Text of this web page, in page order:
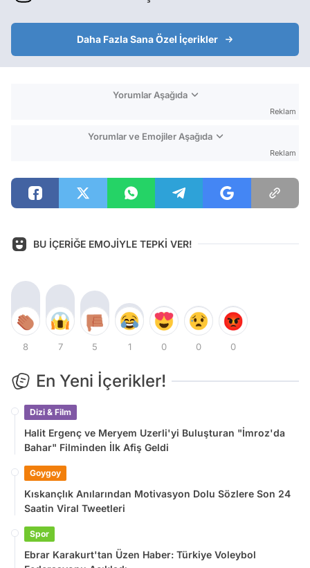
Daha Fazla Sana Özel İçerikler
Yorumlar Aşağıda
Reklam
Yorumlar ve Emojiler Aşağıda
Reklam
BU İÇERİĞE EMOJİYLE TEPKİ VER!
8 7 5 1 0 0 0
En Yeni İçerikler!
Dizi & Film
Halit Ergenç ve Meryem Uzerli'yi Buluşturan "İmroz'da
Bahar" Filminden İlk Afiş Geldi
Goygoy
Kıskançlık Anılarından Motivasyon Dolu Sözlere Son 24
Saatin Viral Tweetleri
Spor
Ebrar Karakurt'tan Üzen Haber: Türkiye Voleybol